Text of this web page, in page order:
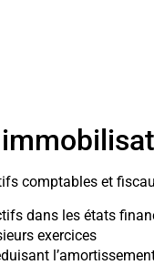
comptables et
dans les états
exercices